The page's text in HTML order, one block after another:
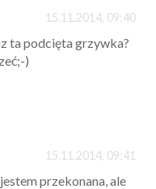
15.11.2014, 09:40
ta podcięta grzywka?
)
15.11.2014, 09:41
przekonana, ale